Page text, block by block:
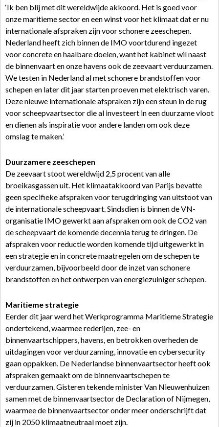
‘Ik ben blij met dit wereldwijde akkoord. Het is goed voor
onze maritieme sector en een winst voor het klimaat dat er nu
internationale afspraken zijn voor schonere zeeschepen.
Nederland heeft zich binnen de IMO voortdurend ingezet
voor concrete en haalbare doelen, want het kabinet wil naast
de binnenvaart en onze havens ook de zeevaart verduurzamen.
We testen in Nederland al met schonere brandstoffen voor
schepen en later dit jaar starten proeven met elektrisch varen.
Deze nieuwe internationale afspraken zijn een steun in de rug
voor scheepvaartsector die al investeert in een duurzame vloot
en dienen als inspiratie voor andere landen om ook deze
omslag te maken.’
Duurzamere zeeschepen
De zeevaart stoot wereldwijd 2,5 procent van alle
broeikasgassen uit. Het klimaatakkoord van Parijs bevatte
geen specifieke afspraken voor terugdringing van uitstoot van
de internationale scheepvaart. Sindsdien is binnen de VN-
organisatie IMO gewerkt aan afspraken om ook de CO2 van
de scheepvaart de komende decennia terug te dringen. De
afspraken voor reductie worden komende tijd uitgewerkt in
een strategie en in concrete maatregelen om de schepen te
verduurzamen, bijvoorbeeld door de inzet van schonere
brandstoffen en het ontwerpen van energiezuiniger schepen.
Maritieme strategie
Eerder dit jaar werd het Werkprogramma Maritieme Strategie
ondertekend, waarmee rederijen, zee- en
binnenvaartschippers, havens, en betrokken overheden de
uitdagingen voor verduurzaming, innovatie en cybersecurity
gaan oppakken. De Nederlandse binnenvaartsector heeft ook
afspraken gemaakt om de binnenvaartschepen te
verduurzamen. Gisteren tekende minister Van Nieuwenhuizen
samen met de binnenvaartsector de Declaration of Nijmegen,
waarmee de binnenvaartsector onder meer onderschrijft dat
zij in 2050 klimaatneutraal moet zijn.